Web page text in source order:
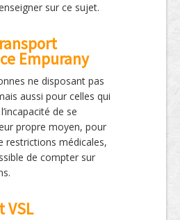
sur ce sujet.
Empurany
ne disposant pas
aussi pour celles qui
de se
propre moyen, pour
restrictions médicales,
de compter sur
VSL